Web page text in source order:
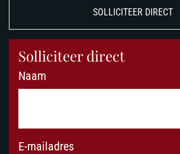
SOLLICITEER DIRECT
Solliciteer direct
Naam
E-mailadres